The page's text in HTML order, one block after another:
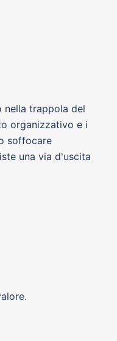
nella trappola del
organizzativo e i
soffocare
una via d'uscita